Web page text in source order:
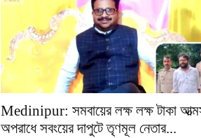
Medinipur: সমবায়ের লক্ষ লক্ষ টাকা
অপরাধে সবংয়ের দাপুটে তৃণমূল নেতার...